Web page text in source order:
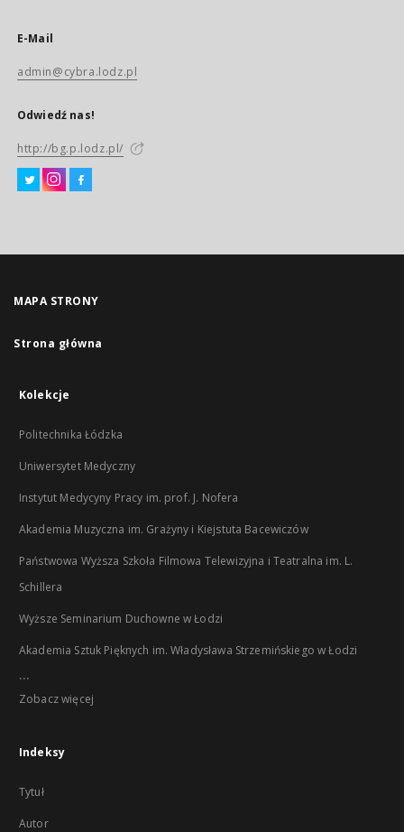
E-Mail
admin@cybra.lodz.pl
Odwiedź nas!
http://bg.p.lodz.pl/
MAPA STRONY
Strona główna
Kolekcje
Politechnika Łódzka
Uniwersytet Medyczny
Instytut Medycyny Pracy im. prof. J. Nofera
Akademia Muzyczna im. Grażyny i Kiejstuta Bacewiczów
Państwowa Wyższa Szkoła Filmowa Telewizyjna i Teatralna im. L.
Schillera
Wyższe Seminarium Duchowne w Łodzi
Akademia Sztuk Pięknych im. Władysława Strzemińskiego w Łodzi
...
Zobacz więcej
Indeksy
Tytuł
Autor